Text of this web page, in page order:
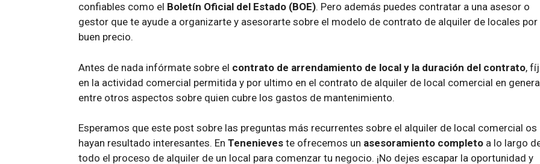
confiables como el Boletín Oficial del Estado (BOE). Pero además puedes contratar a una asesor o
gestor que te ayude a organizarte y asesorarte sobre el modelo de contrato de alquiler de locales por
buen precio.
Antes de nada infórmate sobre el contrato de arrendamiento de local y la duración del contrato,
en la actividad comercial permitida y por ultimo en el contrato de alquiler de local comercial en
entre otros aspectos sobre quien cubre los gastos de mantenimiento.
Esperamos que este post sobre las preguntas más recurrentes sobre el alquiler de local comercial os
hayan resultado interesantes. En Tenenieves te ofrecemos un asesoramiento completo a lo largo
todo el proceso de alquiler de un local para comenzar tu negocio. ¡No dejes escapar la oportunidad y